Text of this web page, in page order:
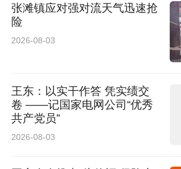
张滩镇应对强对流天气迅速抢
险
2026-08-03
王东：以实干作答 凭实绩交
卷 ——记国家电网公司“优秀
共产党员”
2026-08-03